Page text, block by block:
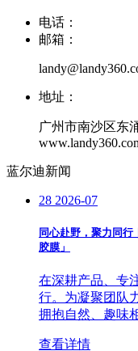
电话：
邮箱：
地址：
广州市南沙区东
蓝尔迪新闻
28 2026-07
同心赴野，聚力同
胶膜」
在深耕产品、专
行。为凝聚团队
拥抱自然、趣味
查看详情